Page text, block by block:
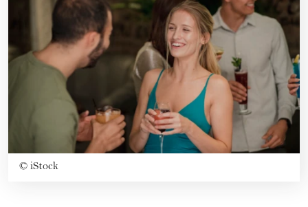
© iStock